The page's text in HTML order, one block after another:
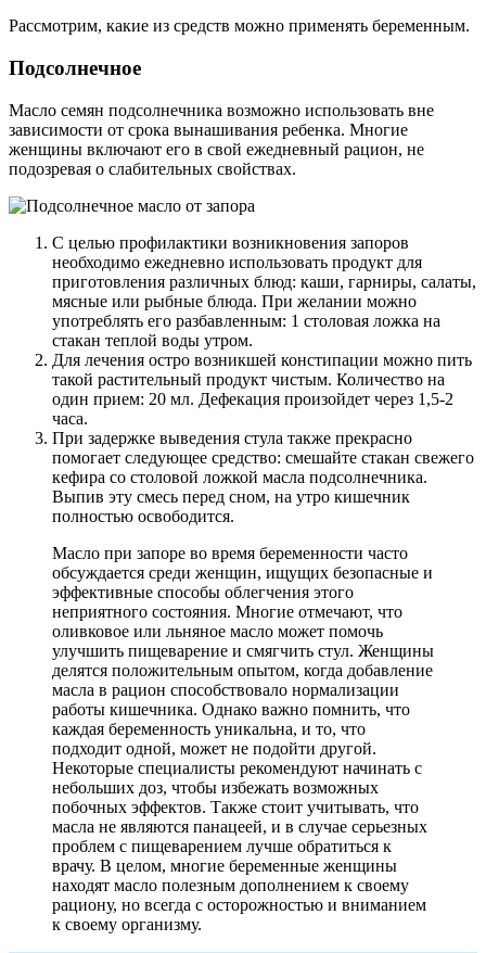
Рассмотрим, какие из средств можно применять беременным.
Подсолнечное
Масло семян подсолнечника возможно использовать вне
зависимости от срока вынашивания ребенка. Многие
женщины включают его в свой ежедневный рацион, не
подозревая о слабительных свойствах.
С целью профилактики возникновения запоров
необходимо ежедневно использовать продукт для
приготовления различных блюд: каши, гарниры, салаты,
мясные или рыбные блюда. При желании можно
употреблять его разбавленным: 1 столовая ложка на
стакан теплой воды утром.
Для лечения остро возникшей констипации можно пить
такой растительный продукт чистым. Количество на
один прием: 20 мл. Дефекация произойдет через 1,5-2
часа.
При задержке выведения стула также прекрасно
помогает следующее средство: смешайте стакан свежего
кефира со столовой ложкой масла подсолнечника.
Выпив эту смесь перед сном, на утро кишечник
полностью освободится.
Масло при запоре во время беременности часто
обсуждается среди женщин, ищущих безопасные и
эффективные способы облегчения этого
неприятного состояния. Многие отмечают, что
оливковое или льняное масло может помочь
улучшить пищеварение и смягчить стул. Женщины
делятся положительным опытом, когда добавление
масла в рацион способствовало нормализации
работы кишечника. Однако важно помнить, что
каждая беременность уникальна, и то, что
подходит одной, может не подойти другой.
Некоторые специалисты рекомендуют начинать с
небольших доз, чтобы избежать возможных
побочных эффектов. Также стоит учитывать, что
масла не являются панацеей, и в случае серьезных
проблем с пищеварением лучше обратиться к
врачу. В целом, многие беременные женщины
находят масло полезным дополнением к своему
рациону, но всегда с осторожностью и вниманием
к своему организму.